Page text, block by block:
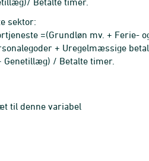
sektor:
=(Grundløn mv. +
+ Uregelmæssige
/ Betalte timer.
til denne variabel